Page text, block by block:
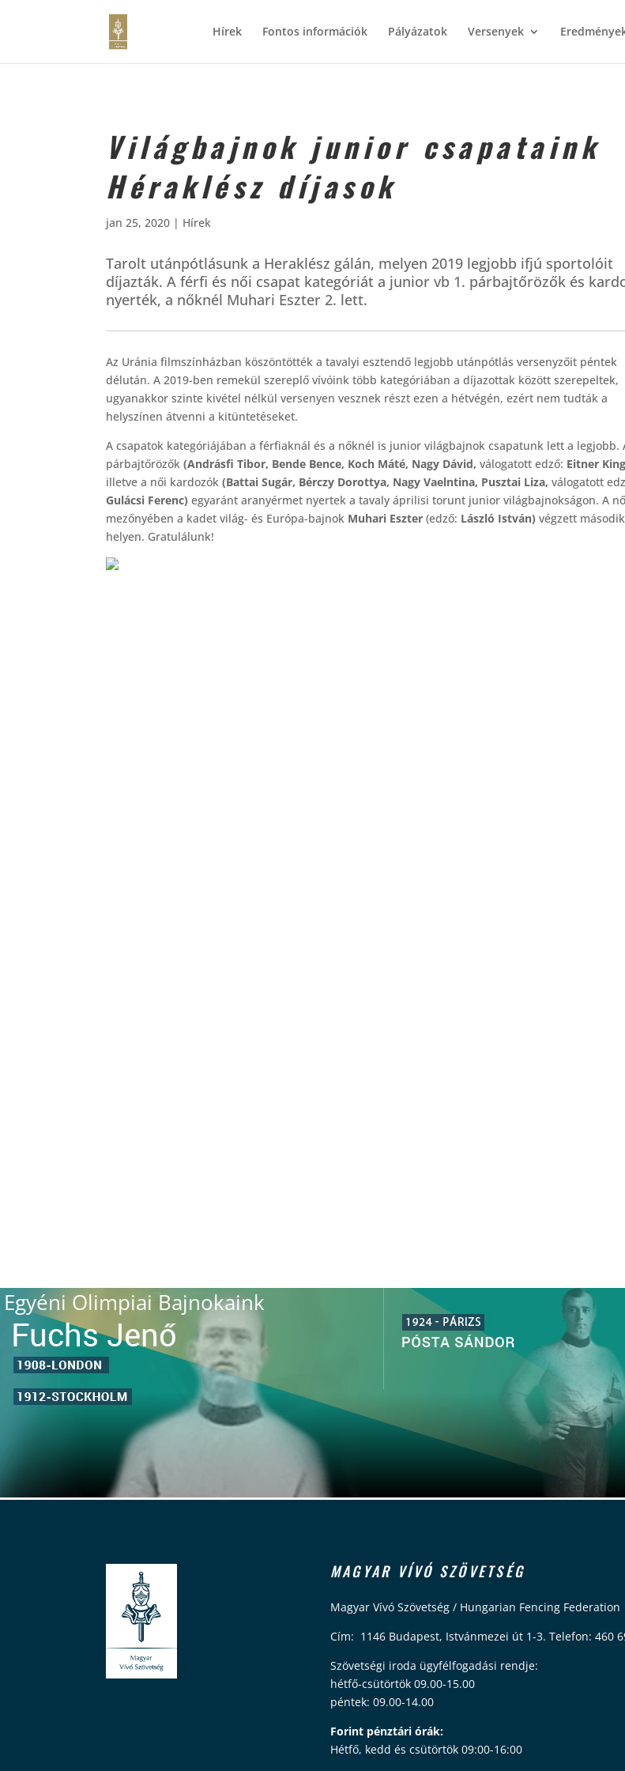
Hírek Fontos információk Pályázatok Versenyek
Világbajnok junior csapataink
Héraklész díjasok
jan 25, 2020 | Hírek
Tarolt utánpótlásunk a Heraklész gálán, melyen 2019 legjobb ifjú sportolóit
díjazták. A férfi és női csapat kategóriát a junior vb 1. párbajtőrözők és
nyerték, a nőknél Muhari Eszter 2. lett.
Az Uránia filmszínházban köszöntötték a tavalyi esztendő legjobb utánpótlás versenyzőit péntek
délután. A 2019-ben remekül szereplő vívóink több kategóriában a díjazottak között szerepeltek,
ugyanakkor szinte kivétel nélkül versenyen vesznek részt ezen a hétvégén, ezért nem tudták a
helyszínen átvenni a kitüntetéseket.
A csapatok kategóriájában a férfiaknál és a nőknél is junior világbajnok csapatunk lett a legjobb.
párbajtőrözők(Andrásfi Tibor, Bende Bence, Koch Máté, Nagy Dávid, válogatott edző: Eitner
illetve a női kardozók(Battai Sugár, Bérczy Dorottya, Nagy Vaelntina, Pusztai Liza, válogatott
Gulácsi Ferenc) egyaránt aranyérmet nyertek a tavaly áprilisi torunt junior világbajnokságon. A
mezőnyében a kadet világ- és Európa-bajnok Muhari Eszter (edző: László István) végzett második
helyen. Gratulálunk!
Egyéni Olimpiai Bajnokaink
MAGYAR VÍVÓ SZÖVETSÉG
Magyar Vívó Szövetség / Hungarian Fencing Federation
Cím: 1146 Budapest, Istvánmezei út 1-3. Telefon: 460
Szövetségi iroda ügyfélfogadási rendje:
hétfő-csütörtök 09.00-15.00
péntek: 09.00-14.00
Forint pénztári órák:
Hétfő, kedd és csütörtök 09:00-16:00